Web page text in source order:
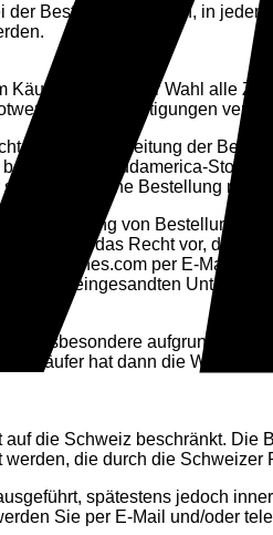
Bestellung erfolgen, in
nach seiner Wahl alle
Berechtigungen
vor, die Bearbeitung der
wird. Sudamerica-
der eine Bestellung
Überprüfung von
sich das Recht vor,
Stones.com per E-Mail
der eingesandten
insbesondere aufgrund von
Käufer hat dann die Wahl,
die Schweiz beschränkt.
die durch die Schweizer
spätestens jedoch
Sie per E-Mail und/oder